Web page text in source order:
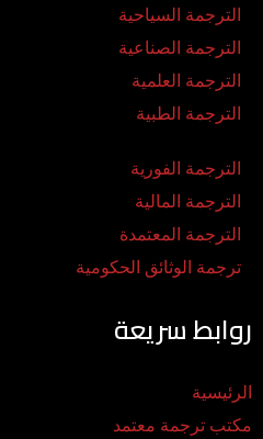
الترجمة السياحية
الترجمة الصناعية
الترجمة العلمية
الترجمة الطبية
الترجمة الفورية
الترجمة المالية
الترجمة المعتمدة
ترجمة الوثائق الحكومية
روابط سريعة
الرئيسية
مكتب ترجمة معتمد